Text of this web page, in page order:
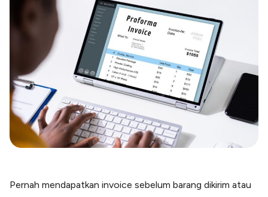
Paper XB
Bayar luar negeri pakai kartu kredit
Kartu Kredit Bisnis
Paper Card
Satu kartu untuk bisnis & personal
Paper Horizon
Kartu korporat expense terlengkap
Solusi Industri
Konstruksi
Kumpulan tips dan informasi bisnis
Pernah mendapatkan invoice sebelum barang dikirim atau